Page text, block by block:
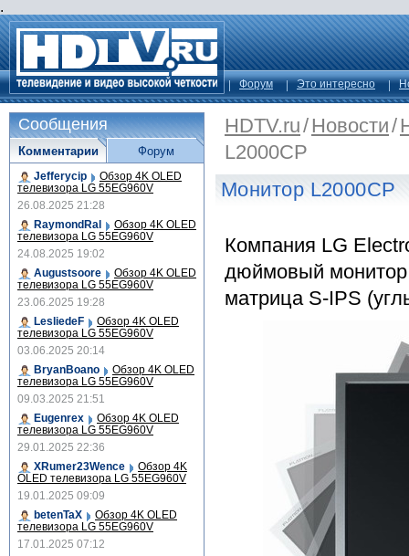
.
Форум Это интересно
HDTV.ru/Новости/
L2000CP
Монитор L2000CP
Компания LG
дюймовый
матрица S-IPS
Сообщения
Комментарии
Jefferycip Обзор 4K OLED
телевизора LG 55EG960V
26.08.2025 21:28
RaymondRal
Обзор 4K OLED
телевизора LG 55EG960V
24.08.2025 19:02
Augustsoore
Обзор 4K OLED
телевизора LG 55EG960V
23.06.2025 19:28
LesliedeF
Обзор 4K OLED
телевизора LG 55EG960V
03.06.2025 20:14
BryanBoano
Обзор 4K OLED
телевизора LG 55EG960V
09.03.2025 21:51
Eugenrex
Обзор 4K OLED
телевизора LG 55EG960V
29.01.2025 22:36
XRumer23Wence
Обзор 4K
OLED телевизора LG 55EG960V
19.01.2025 09:09
betenTaX
Обзор 4K OLED
телевизора LG 55EG960V
17.01.2025 07:12
Форум